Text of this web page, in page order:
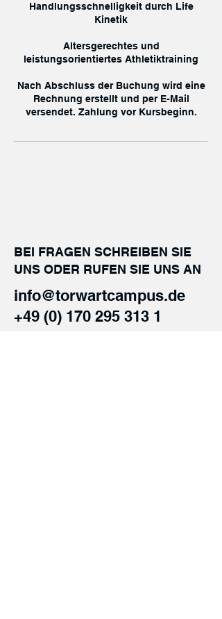
Handlungsschnelligkeit durch Life
Kinetik
Altersgerechtes und
leistungsorientiertes Athletiktraining
Nach Abschluss der Buchung wird eine
Rechnung erstellt und per E-Mail
versendet. Zahlung vor Kursbeginn.
BEI FRAGEN SCHREIBEN SIE
UNS ODER RUFEN SIE UNS AN
info@torwartcampus.de
+49 (0) 170 295 313 1